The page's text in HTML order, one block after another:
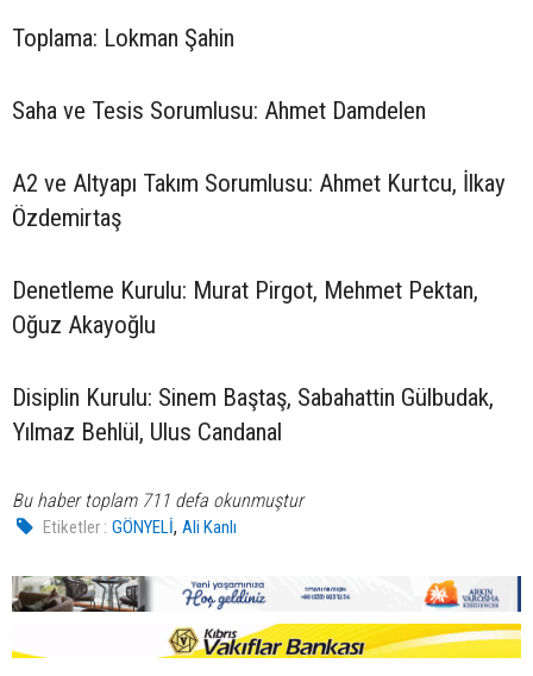
Toplama: Lokman Şahin
Saha ve Tesis Sorumlusu: Ahmet Damdelen
A2 ve Altyapı Takım Sorumlusu: Ahmet Kurtcu, İlkay
Özdemirtaş
Denetleme Kurulu: Murat Pirgot, Mehmet Pektan,
Oğuz Akayoğlu
Disiplin Kurulu: Sinem Baştaş, Sabahattin Gülbudak,
Yılmaz Behlül, Ulus Candanal
Bu haber toplam 711 defa okunmuştur
Etiketler : GÖNYELİ,Ali Kanlı